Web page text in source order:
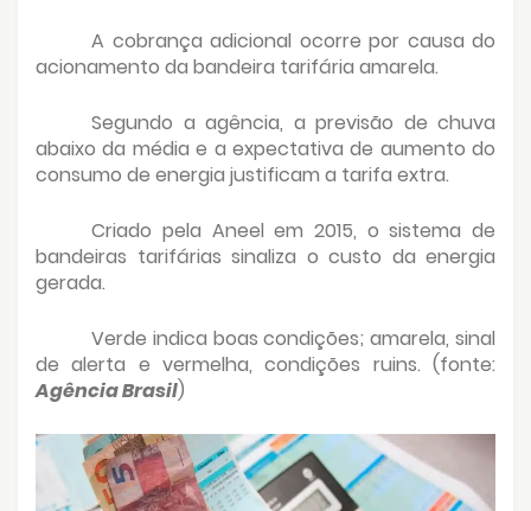
A cobrança adicional ocorre por causa do
acionamento da bandeira tarifária amarela.
Segundo a agência, a previsão de chuva
abaixo da média e a expectativa de aumento do
consumo de energia justificam a tarifa extra.
Criado pela Aneel em 2015, o sistema de
bandeiras tarifárias sinaliza o custo da energia
gerada.
Verde indica boas condições; amarela, sinal
de alerta e vermelha, condições ruins. (fonte:
Agência Brasil)